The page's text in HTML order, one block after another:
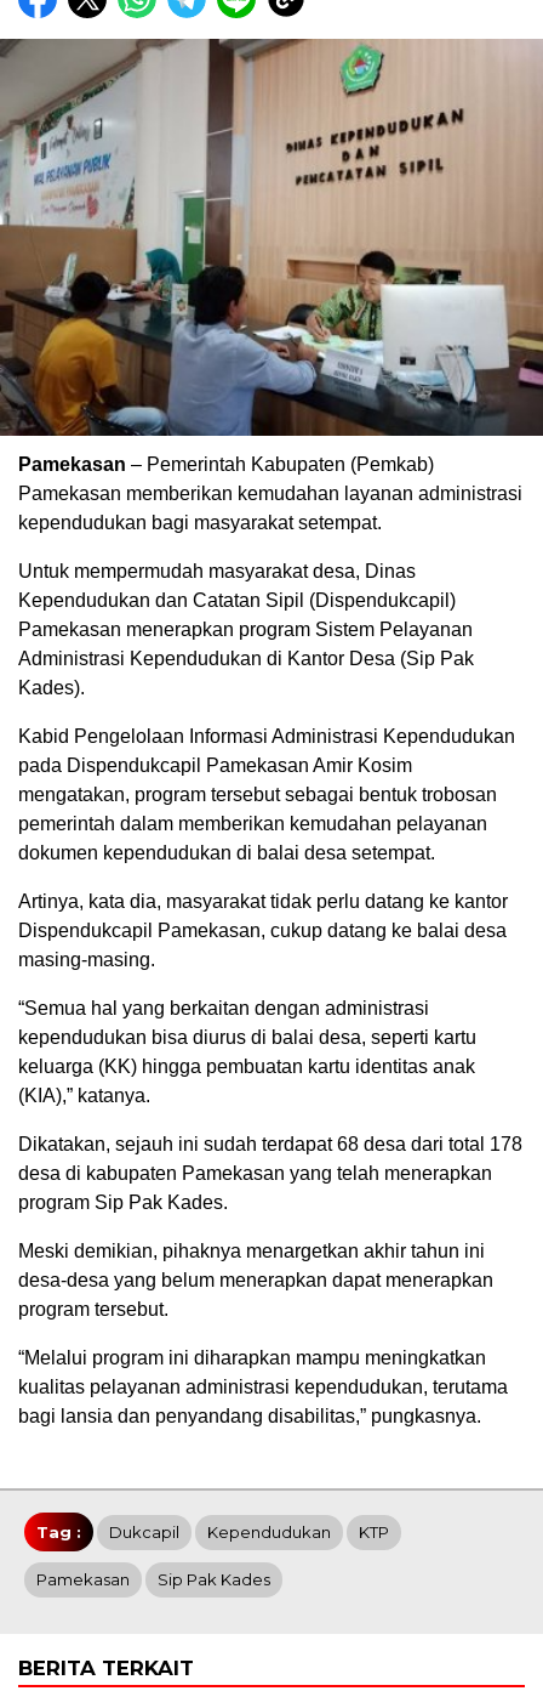
Pamekasan – Pemerintah Kabupaten (Pemkab)
Pamekasan memberikan kemudahan layanan administrasi
kependudukan bagi masyarakat setempat.
Untuk mempermudah masyarakat desa, Dinas
Kependudukan dan Catatan Sipil (Dispendukcapil)
Pamekasan menerapkan program Sistem Pelayanan
Administrasi Kependudukan di Kantor Desa (Sip Pak
Kades).
Kabid Pengelolaan Informasi Administrasi Kependudukan
pada Dispendukcapil Pamekasan Amir Kosim
mengatakan, program tersebut sebagai bentuk trobosan
pemerintah dalam memberikan kemudahan pelayanan
dokumen kependudukan di balai desa setempat.
Artinya, kata dia, masyarakat tidak perlu datang ke kantor
Dispendukcapil Pamekasan, cukup datang ke balai desa
masing-masing.
“Semua hal yang berkaitan dengan administrasi
kependudukan bisa diurus di balai desa, seperti kartu
keluarga (KK) hingga pembuatan kartu identitas anak
(KIA),” katanya.
Dikatakan, sejauh ini sudah terdapat 68 desa dari total 178
desa di kabupaten Pamekasan yang telah menerapkan
program Sip Pak Kades.
Meski demikian, pihaknya menargetkan akhir tahun ini
desa-desa yang belum menerapkan dapat menerapkan
program tersebut.
“Melalui program ini diharapkan mampu meningkatkan
kualitas pelayanan administrasi kependudukan, terutama
bagi lansia dan penyandang disabilitas,” pungkasnya.
Tag : Dukcapil Kependudukan KTP
Pamekasan Sip Pak Kades
BERITA TERKAIT